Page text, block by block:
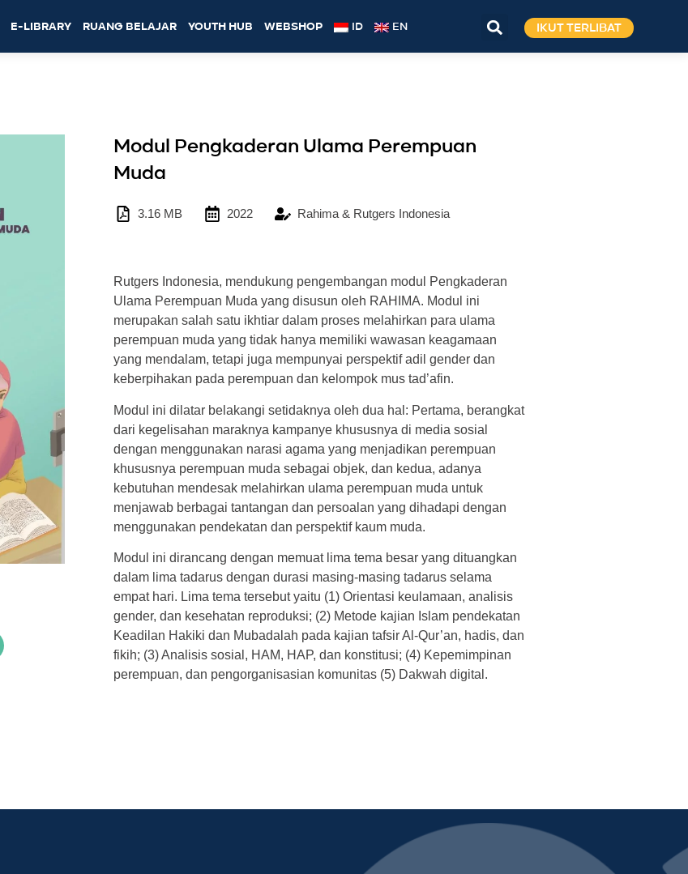
E-LIBRARY RUANG BELAJAR YOUTH HUB WEBSHOP ID EN IKUT TERLIBAT
Modul Pengkaderan Ulama Perempuan
Muda
3.16 MB 2022 Rahima & Rutgers Indonesia
Rutgers Indonesia, mendukung pengembangan modul Pengkaderan
Ulama Perempuan Muda yang disusun oleh RAHIMA. Modul ini
merupakan salah satu ikhtiar dalam proses melahirkan para ulama
perempuan muda yang tidak hanya memiliki wawasan keagamaan
yang mendalam, tetapi juga mempunyai perspektif adil gender dan
keberpihakan pada perempuan dan kelompok mus tad’afin.
Modul ini dilatar belakangi setidaknya oleh dua hal: Pertama, berangkat
dari kegelisahan maraknya kampanye khususnya di media sosial
dengan menggunakan narasi agama yang menjadikan perempuan
khususnya perempuan muda sebagai objek, dan kedua, adanya
kebutuhan mendesak melahirkan ulama perempuan muda untuk
menjawab berbagai tantangan dan persoalan yang dihadapi dengan
menggunakan pendekatan dan perspektif kaum muda.
Modul ini dirancang dengan memuat lima tema besar yang dituangkan
dalam lima tadarus dengan durasi masing-masing tadarus selama
empat hari. Lima tema tersebut yaitu (1) Orientasi keulamaan, analisis
gender, dan kesehatan reproduksi; (2) Metode kajian Islam pendekatan
Keadilan Hakiki dan Mubadalah pada kajian tafsir Al-Qur’an, hadis, dan
fikih; (3) Analisis sosial, HAM, HAP, dan konstitusi; (4) Kepemimpinan
perempuan, dan pengorganisasian komunitas (5) Dakwah digital.